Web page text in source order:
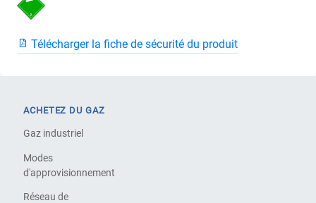
Télécharger la fiche de sécurité du produit
ACHETEZ DU GAZ
Gaz industriel
Modes
d'approvisionnement
Réseau de